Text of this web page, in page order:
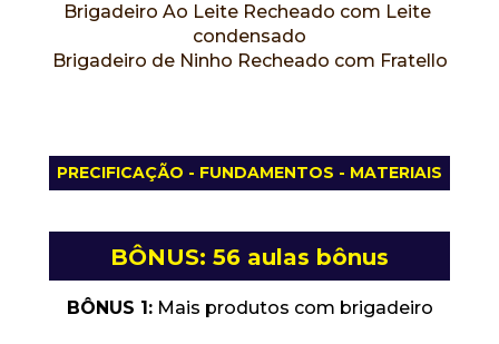
Brigadeiro Ao Leite Recheado com Leite
condensado
Brigadeiro de Ninho Recheado com Fratello
PRECIFICAÇÃO - FUNDAMENTOS - MATERIAIS
BÔNUS: 56 aulas bônus
BÔNUS 1: Mais produtos com brigadeiro